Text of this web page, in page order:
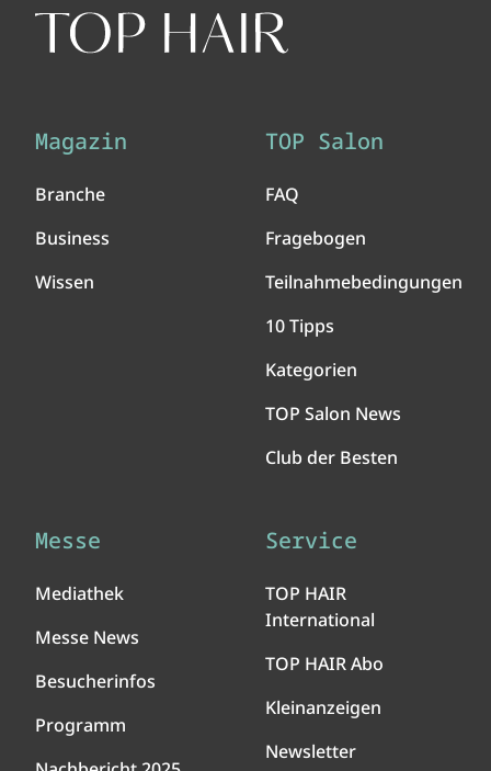
Magazin
Branche
Business
Wissen
TOP Salon
FAQ
Fragebogen
Teilnahmebedingungen
10 Tipps
Kategorien
TOP Salon News
Club der Besten
Messe
Mediathek
Messe News
Besucherinfos
Programm
Service
TOP HAIR
International
TOP HAIR Abo
Kleinanzeigen
Newsletter